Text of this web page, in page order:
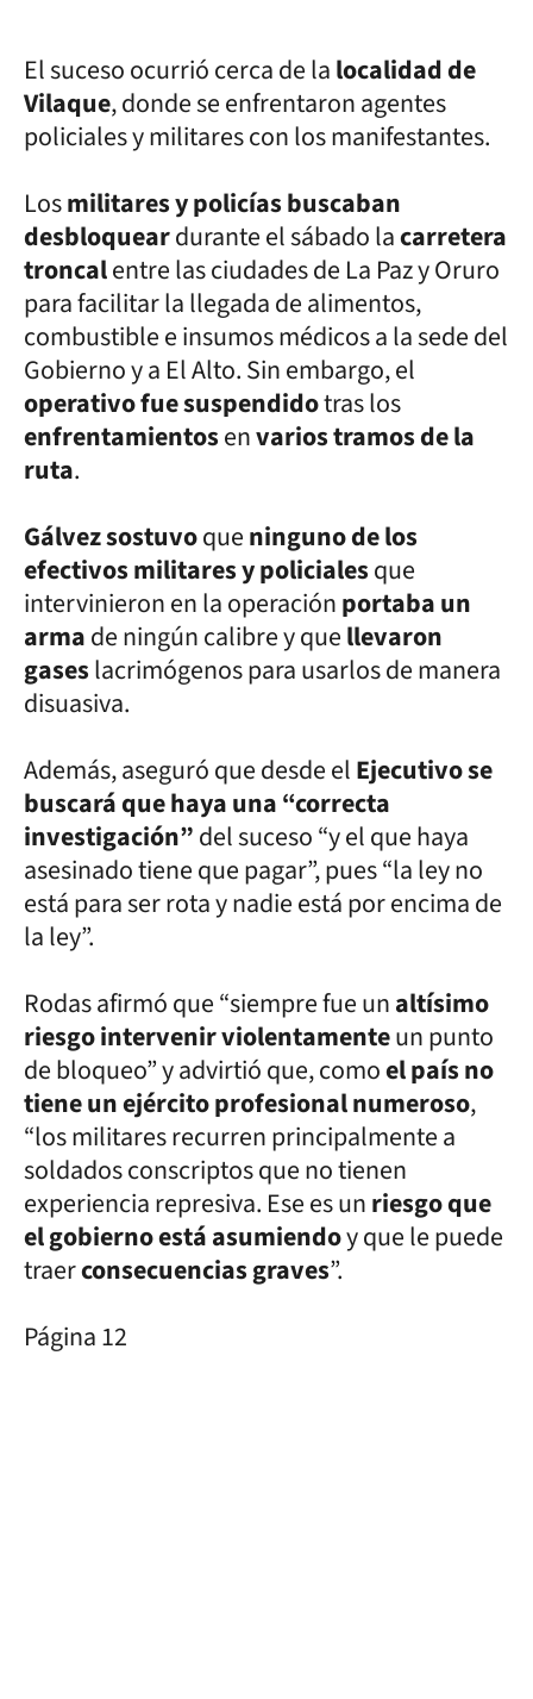
El suceso ocurrió cerca de lalocalidad de
Vilaque, donde se enfrentaron agentes
policiales y militares con los manifestantes.
Losmilitares y policías buscaban
desbloqueardurante el sábado lacarretera
troncalentre las ciudades de La Paz y Oruro
para facilitar la llegada de alimentos,
combustible e insumos médicos a la sede del
Gobierno y a El Alto. Sin embargo, el
operativo fue suspendidotras los
enfrentamientosenvarios tramos de la
ruta.
Gálvez sostuvoqueninguno de los
efectivos militares y policialesque
intervinieron en la operaciónportaba un
armade ningún calibre y quellevaron
gaseslacrimógenos para usarlos de manera
disuasiva.
Además, aseguró que desde elEjecutivo se
buscará que haya una “correcta
investigación”del suceso “y el que haya
asesinado tiene que pagar”, pues “la ley no
está para ser rota y nadie está por encima de
la ley”.
Rodas afirmó que “siempre fue unaltísimo
riesgo intervenir violentamenteun punto
de bloqueo” y advirtió que, comoel país no
tiene un ejército profesional numeroso,
“los militares recurren principalmente a
soldados conscriptos que no tienen
experiencia represiva. Ese es unriesgo que
el gobierno está asumiendoy que le puede
traerconsecuencias graves”.
Página 12